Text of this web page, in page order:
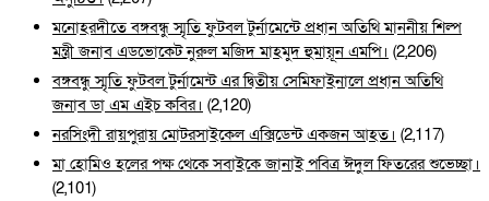
মনোহরদীতে বঙ্গবন্ধু স্মৃতি ফুটবল টুর্নামেন্টে প্রধান অতিথি মাননীয় শিল্প
মন্ত্রী জনাব এডভোকেট নুরুল মজিদ মাহমুদ হুমায়ূন এমপি। (2,206)
বঙ্গবন্ধু স্মৃতি ফুটবল টুর্নামেন্ট এর দ্বিতীয় সেমিফাইনালে প্রধান অতিথি
জনাব ডা এম এইচ কবির। (2,120)
নরসিংদী রায়পুরায় মোটরসাইকেল এক্সিডেন্ট একজন আহত। (2,117)
মা হোমিও হলের পক্ষ থেকে সবাইকে জানাই পবিত্র ঈদুল ফিতরের শুভেচ্ছা।
(2,101)